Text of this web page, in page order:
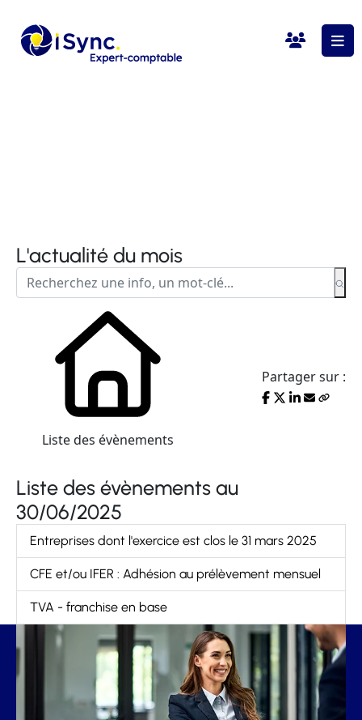
L'actualité du mois
Liste des évènements
Partager sur :
Liste des évènements au
30/06/2025
Entreprises dont l'exercice est clos le 31 mars 2025
CFE et/ou IFER : Adhésion au prélèvement mensuel
TVA - franchise en base